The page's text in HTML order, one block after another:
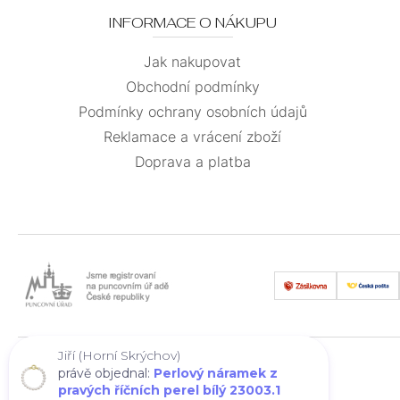
INFORMACE O NÁKUPU
Jak nakupovat
Obchodní podmínky
Podmínky ochrany osobních údajů
Reklamace a vrácení zboží
Doprava a platba
Jiří (Horní Skrýchov)
právě objednal: Perlový náramek z
pravých říčních perel bílý 23003.1